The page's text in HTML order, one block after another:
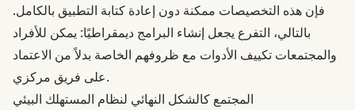
فإن هذه التخصيصات ممكنة دون إعادة كتابة التطبيق بالكامل.
بالتالي، التفرع يجعل إنشاء البرامج ديمقراطيًا: يمكن للأفراد
والمجتمعات تكييف الأدوات مع ظروفهم الخاصة بدلاً من الاعتماد
على فريق مركزي.
المجتمع كالشكل النهائي لنظام المستهلك البيئي